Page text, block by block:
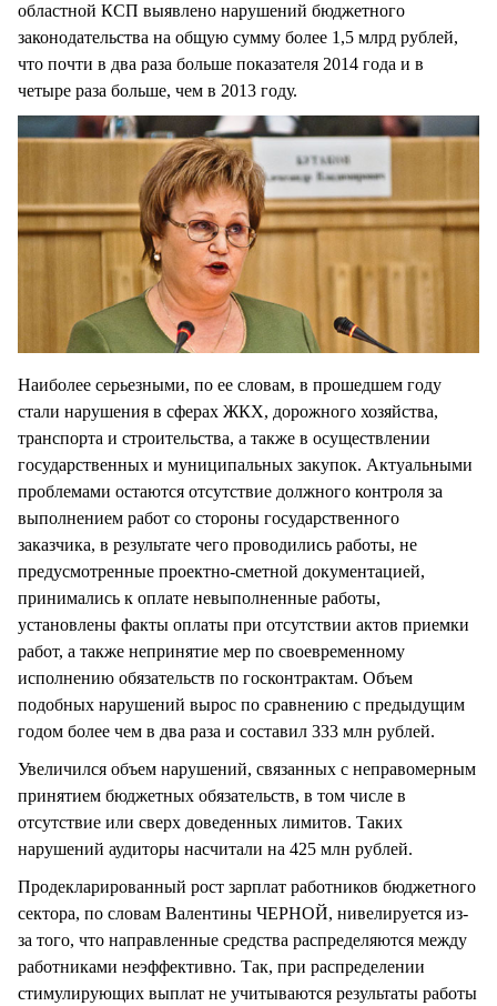
областной КСП выявлено нарушений бюджетного
законодательства на общую сумму более 1,5 млрд рублей,
что почти в два раза больше показателя 2014 года и в
четыре раза больше, чем в 2013 году.
Наиболее серьезными, по ее словам, в прошедшем году
стали нарушения в сферах ЖКХ, дорожного хозяйства,
транспорта и строительства, а также в осуществлении
государственных и муниципальных закупок. Актуальными
проблемами остаются отсутствие должного контроля за
выполнением работ со стороны государственного
заказчика, в результате чего проводились работы, не
предусмотренные проектно-сметной документацией,
принимались к оплате невыполненные работы,
установлены факты оплаты при отсутствии актов приемки
работ, а также непринятие мер по своевременному
исполнению обязательств по госконтрактам. Объем
подобных нарушений вырос по сравнению с предыдущим
годом более чем в два раза и составил 333 млн рублей.
Увеличился объем нарушений, связанных с неправомерным
принятием бюджетных обязательств, в том числе в
отсутствие или сверх доведенных лимитов. Таких
нарушений аудиторы насчитали на 425 млн рублей.
Продекларированный рост зарплат работников бюджетного
сектора, по словам Валентины ЧЕРНОЙ, нивелируется из-
за того, что направленные средства распределяются между
работниками неэффективно. Так, при распределении
стимулирующих выплат не учитываются результаты работы